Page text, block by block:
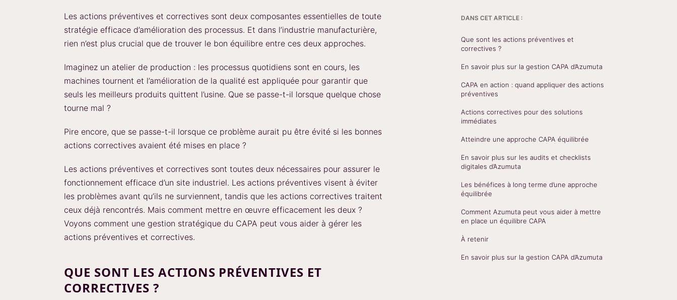
Les actions préventives et correctives sont deux composantes essentielles de toute
stratégie efficace d’amélioration des processus. Et dans l’industrie manufacturière,
rien n’est plus crucial que de trouver le bon équilibre entre ces deux approches.
Imaginez un atelier de production : les processus quotidiens sont en cours, les
machines tournent et l’amélioration de la qualité est appliquée pour garantir que
seuls les meilleurs produits quittent l’usine. Que se passe-t-il lorsque quelque chose
tourne mal ?
Pire encore, que se passe-t-il lorsque ce problème aurait pu être évité si les bonnes
actions correctives avaient été mises en place ?
Les actions préventives et correctives sont toutes deux nécessaires pour assurer le
fonctionnement efficace d’un site industriel. Les actions préventives visent à éviter
les problèmes avant qu’ils ne surviennent, tandis que les actions correctives traitent
ceux déjà rencontrés. Mais comment mettre en œuvre efficacement les deux ?
Voyons comment une gestion stratégique du CAPA peut vous aider à gérer les
actions préventives et correctives.
QUE SONT LES ACTIONS PRÉVENTIVES ET
CORRECTIVES ?
DANS CET ARTICLE :
Que sont les actions préventives et
correctives ?
En savoir plus sur la gestion CAPA d’Azumuta
CAPA en action : quand appliquer des actions
préventives
Actions correctives pour des solutions
immédiates
Atteindre une approche CAPA équilibrée
En savoir plus sur les audits et checklists
digitales d’Azumuta
Les bénéfices à long terme d’une approche
équilibrée
Comment Azumuta peut vous aider à mettre
en place un équilibre CAPA
À retenir
En savoir plus sur la gestion CAPA d’Azumuta